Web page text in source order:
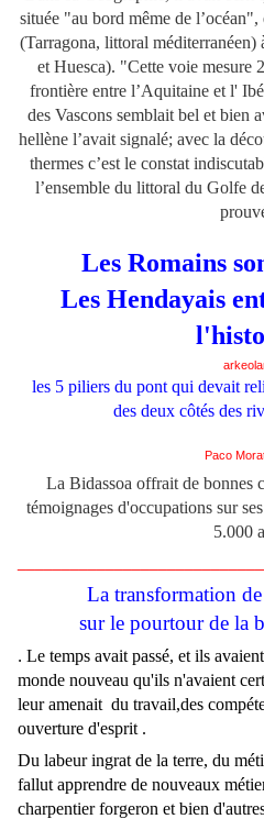
située "au bord même de
(Tarragona, littoral méditerranéen)
et Huesca). "Cette voie mesure
frontière entre l’Aquitaine et l'
des Vascons semblait bel et bien
hellène l’avait signalé; avec la
thermes c’est le constat
l’ensemble du littoral du Golfe
Les Romains
Les Hendayais
les 5 piliers du pont qui devait
des deux côtés des
Paco
La Bidassoa offrait de bonnes
témoignages d'occupations sur
5.000
La transformation
sur le pourtour de la
. Le temps avait passé, et ils
monde nouveau qu'ils n'avaient
leur amenait du travail,des
ouverture d'esprit .
Du labeur ingrat de la terre, du
fallut apprendre de nouveaux
charpentier forgeron et bien